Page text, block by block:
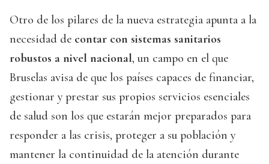
Otro de los pilares de la nueva estrategia apunta a la
necesidad de contar con sistemas sanitarios
robustos a nivel nacional, un campo en el que
Bruselas avisa de que los países capaces de financiar,
gestionar y prestar sus propios servicios esenciales
de salud son los que estarán mejor preparados para
responder a las crisis, proteger a su población y
mantener la continuidad de la atención durante